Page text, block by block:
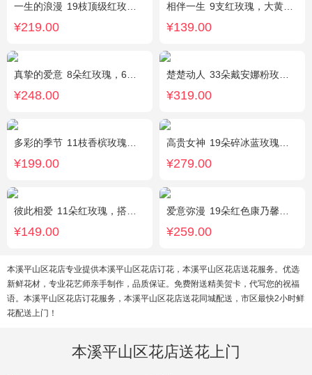
一生的浪漫 19枝顶级红玫瑰(长柄)紧密居中，外围满天星丰满环绕。
¥219.00
相伴一生 9支红玫瑰，大黄莺.满天星搭配。
¥139.00
真挚的爱意 8朵红玫瑰，6朵香槟玫瑰，5朵粉玫瑰，叶上黄金点缀。
¥248.00
楚楚动人 33朵戴安娜粉玫瑰，相思梅搭配
¥319.00
多彩的季节 11枝香槟玫瑰，2枝多头白百合，栀子叶搭配
¥199.00
高贵女神 19朵碎冰蓝玫瑰，绿叶搭配
¥279.00
彼此相爱 11朵红玫瑰，搭配适量满天星、叶上黄金。
¥149.00
爱意弥漫 19朵红色康乃馨粉，2枝多头粉百合，黄莺、石竹梅搭配
¥259.00
本溪平山区花店专业提供本溪平山区花店订花，本溪平山区花店送花服务。优选
新鲜花材，专业花艺师亲手制作，品质保证。免费附送精美贺卡，代写您的祝福
语。本溪平山区花店订花服务，本溪平山区花店送花同城配送，市区最快2小时鲜
花配送上门！
本溪平山区花店送花上门